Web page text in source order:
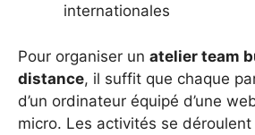
internationales
Pour organiser un atelier team
distance, il suffit que chaque
d’un ordinateur équipé d’une
micro. Les activités se déroulent